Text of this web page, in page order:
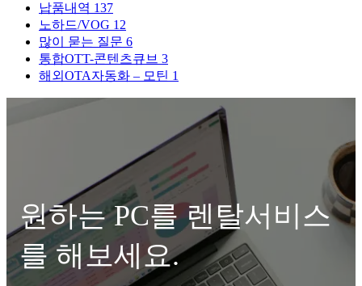
납품내역 137
노하드/VOG 12
많이 묻는 질문 6
통합OTT-콘텐츠큐브 3
해외OTA자동화 – 모틴 1
원하는 PC를 렌탈서비스
를 해보세요.